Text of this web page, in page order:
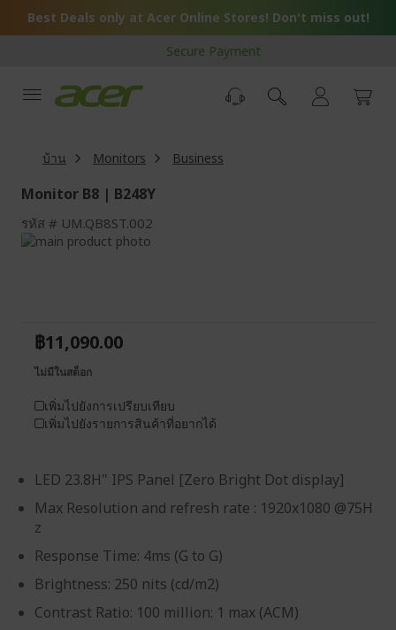
Best Deals only at Acer Online Stores! Don't miss out!
Secure Payment
บ้าน Monitors Business
Monitor B8 | B248Y
รหัส UM.QB8ST.002
Skip
images
gallery
the
images
gallery
LED 23.8H" IPS Panel [Zero Bright Dot display]
Max Resolution and refresh rate : 1920x1080 @75H
z
Response Time: 4ms (G to G)
Brightness: 250 nits (cd/m2)
Contrast Ratio: 100 million: 1 max (ACM)
฿11,090.00
ไม่มีในสต็อก
เพิ่มไปยังการเปรียบเทียบ
เพิ่มไปยังรายการสินค้าที่อยากได้